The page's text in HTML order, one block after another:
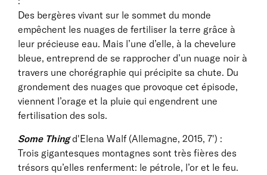
Des bergères vivant sur le sommet du monde
empêchent les nuages de fertiliser la terre grâce à
leur précieuse eau. Mais l’une d’elle, à la chevelure
bleue, entreprend de se rapprocher d’un nuage noir à
travers une chorégraphie qui précipite sa chute. Du
grondement des nuages que provoque cet épisode,
viennent l’orage et la pluie qui engendrent une
fertilisation des sols.
Some Thingd'Elena Walf (Allemagne, 2015, 7') :
Trois gigantesques montagnes sont très fières des
trésors qu’elles renferment: le pétrole, l’or et le feu.